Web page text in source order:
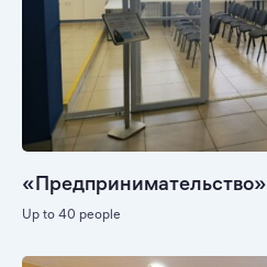
«Предпринимательство»
Up to 40 people